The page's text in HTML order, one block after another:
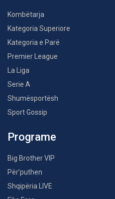
Kombëtarja
Kategoria Superiore
Kategoria e Parë
Premier League
La Liga
Serie A
Shumësportësh
Sport Gossip
Programe
Big Brother VIP
Për’puthen
Shqipëria LIVE